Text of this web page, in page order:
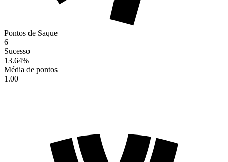
Pontos de Saque
6
Sucesso
13.64%
Média de pontos
1.00